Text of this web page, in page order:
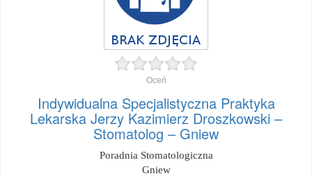
Oceń
Indywidualna Specjalistyczna Praktyka
Lekarska Jerzy Kazimierz Droszkowski –
Stomatolog – Gniew
Poradnia Stomatologiczna
Gniew